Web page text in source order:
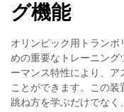
グ機能
オリンピック用トランポ
めの重要なトレーニング
ーマンス特性により、ア
ことができます。この
跳ね方を学ぶだけでな